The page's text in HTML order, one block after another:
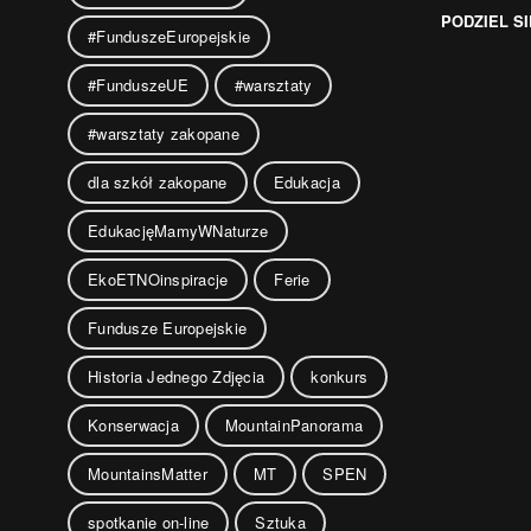
PODZIEL
#FunduszeEuropejskie
#FunduszeUE #warsztaty
#warsztaty zakopane
dla szkół zakopane Edukacja
EdukacjęMamyWNaturze
EkoETNOinspiracje Ferie
Fundusze Europejskie
Historia Jednego Zdjęcia konkurs
Konserwacja MountainPanorama
MountainsMatter MT SPEN
spotkanie on-line Sztuka